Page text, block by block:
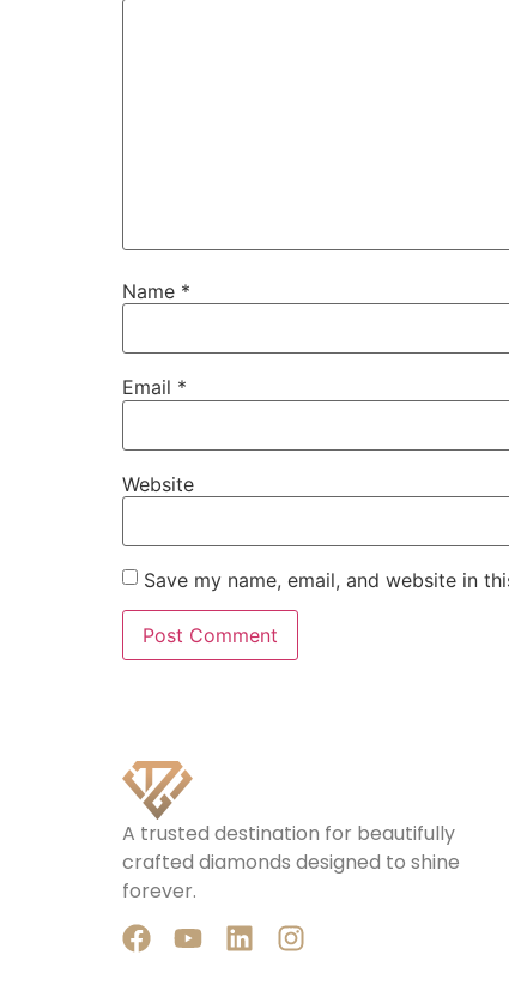
Name *
Email *
Website
Save my name, email, and website in
A trusted destination for beautifully
crafted diamonds designed to shine
forever.